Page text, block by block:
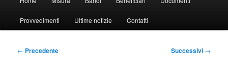
principale
Provvedimenti Ultime notizie Contatti
Navigazione
← Precedente Successivi →